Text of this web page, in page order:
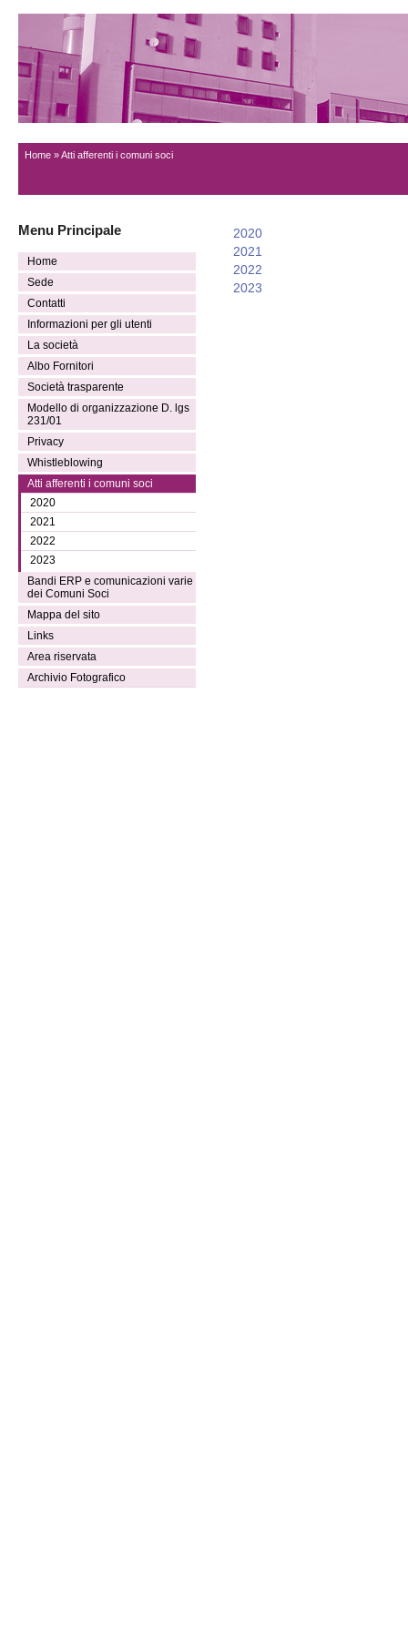
Home » Atti afferenti i comuni soci
Menu Principale
Home
Sede
Contatti
Informazioni per gli utenti
La società
Albo Fornitori
Società trasparente
Modello di organizzazione D. lgs
231/01
Privacy
Whistleblowing
Atti afferenti i comuni soci
2020
2021
2022
2023
Bandi ERP e comunicazioni varie
dei Comuni Soci
Mappa del sito
Links
Area riservata
Archivio Fotografico
2020
2021
2022
2023